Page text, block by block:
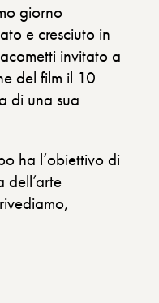
giorno
e cresciuto in
invitato a
del film il 10
di una sua
ha l’obiettivo di
dell’arte